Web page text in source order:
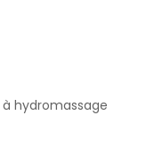
hydromassage